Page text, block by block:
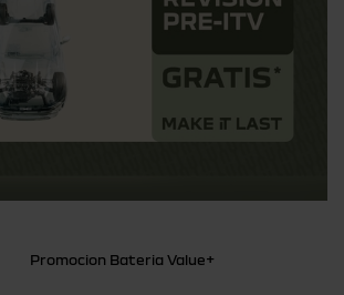
Promocion Bateria Value+